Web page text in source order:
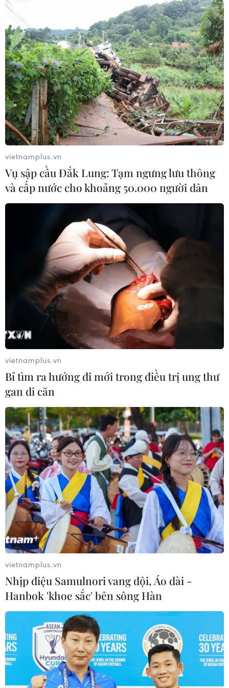
TIN CÙNG CHUYÊN MỤC
Tổng thống Mỹ Donald Trump nói
còn quá sớm để bàn về người kế
nhiệm
07/08/2026 06:29
vietnamplus.vn
Vụ sập cầu Đắk Lung: Tạm ngưng lưu thông
và cấp nước cho khoảng 50.000 người dân
vietnamplus.vn
Bỉ tìm ra hướng đi mới trong điều trị ung thư
gan di căn
vietnamplus.vn
Nhịp điệu Samulnori vang dội, Áo dài -
Hanbok 'khoe sắc' bên sông Hàn